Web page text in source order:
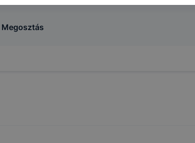
Megosztás
tudja kikapcsolni a cookie-kat?Minden
de ezek általában megváltoztatják.